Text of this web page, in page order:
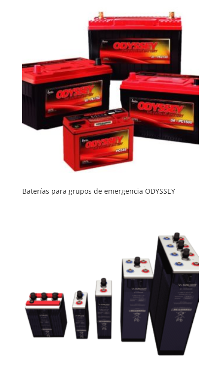
Baterías para grupos de emergencia ODYSSEY